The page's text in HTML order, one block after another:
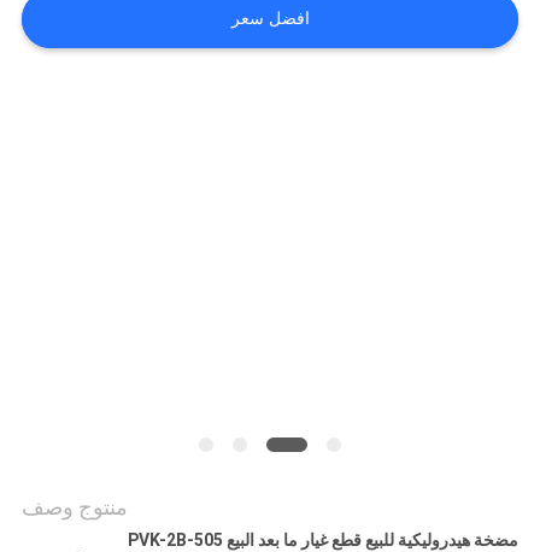
حالات
افضل سعر
منتوج وصف
مضخة هيدروليكية للبيع قطع غيار ما بعد البيع PVK-2B-505